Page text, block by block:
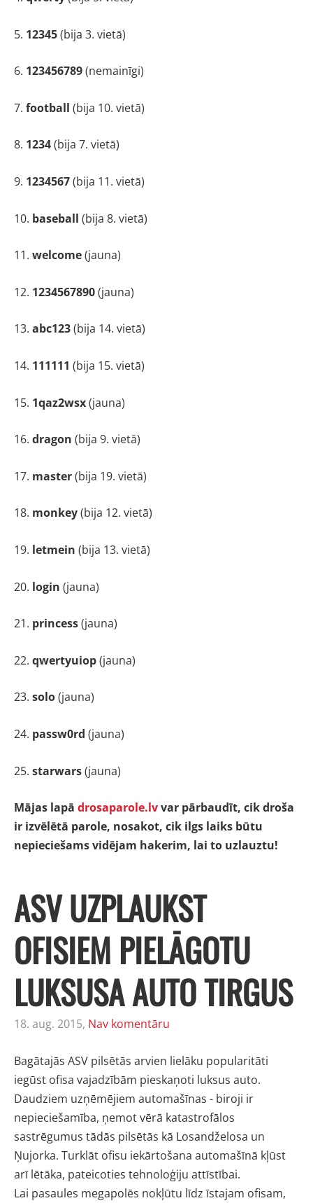
5. 12345(bija 3. vietā)
6. 123456789(nemainīgi)
7. football (bija 10. vietā)
8. 1234(bija 7. vietā)
9. 1234567(bija 11. vietā)
10. baseball (bija 8. vietā)
11. welcome(jauna)
12. 1234567890(jauna)
13. abc123(bija 14. vietā)
14. 111111 (bija 15. vietā)
15. 1qaz2wsx(jauna)
16. dragon (bija 9. vietā)
17. master(bija 19. vietā)
18. monkey(bija 12. vietā)
19. letmein (bija 13. vietā)
20. login (jauna)
21. princess(jauna)
22. qwertyuiop(jauna)
23. solo(jauna)
24. passw0rd (jauna)
25. starwars(jauna)
Mājas lapā drosaparole.lvvar pārbaudīt, cik droša
ir izvēlētā parole, nosakot, cik ilgs laiks būtu
nepieciešams vidējam hakerim, lai to uzlauztu!
ASV UZPLAUKST
OFISIEM PIELĀGOTU
LUKSUSA AUTO TIRGUS
18. aug. 2015, Nav komentāru
Bagātajās ASV pilsētās arvien lielāku popularitāti
iegūst ofisa vajadzībām pieskaņoti luksus auto.
Daudziem uzņēmējiem automašīnas - biroji ir
nepieciešamība, ņemot vērā katastrofālos
sastrēgumus tādās pilsētās kā Losandželosa un
Ņujorka. Turklāt ofisu iekārtošana automašīnā kļūst
arī lētāka, pateicoties tehnoloģiju attīstībai.
Lai pasaules megapolēs nokļūtu līdz īstajam ofisam,